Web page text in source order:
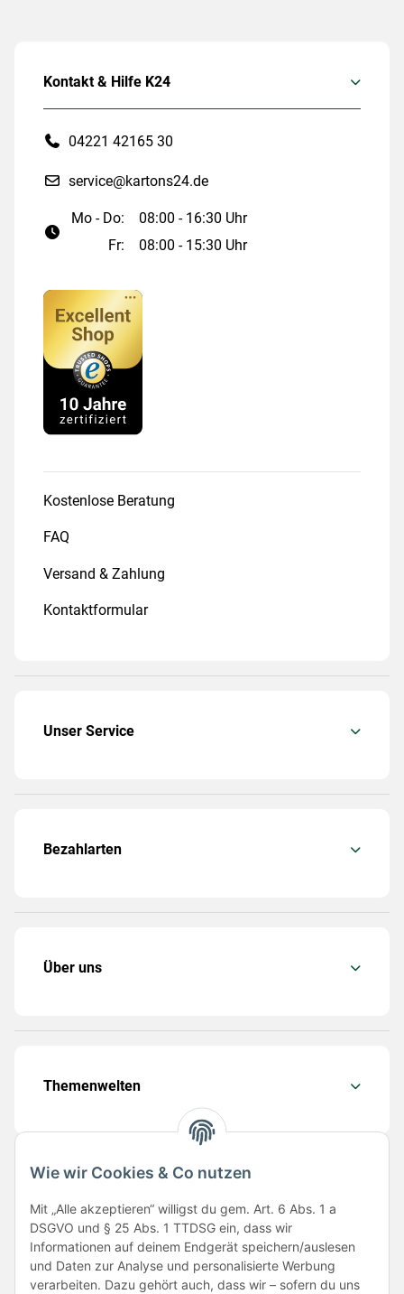
Wie wir Cookies & Co nutzen
Mit „Alle akzeptieren“ willigst du gem. Art. 6 Abs. 1 a
DSGVO und § 25 Abs. 1 TTDSG ein, dass wir
Informationen auf deinem Endgerät speichern/auslesen
und Daten zur Analyse und personalisierte Werbung
verarbeiten. Dazu gehört auch, dass wir – sofern du uns
Kontakt & Hilfe K24
04221 42165 30
service@kartons24.de
Mo - Do:
08:00 - 16:30 Uhr
Fr:
08:00 - 15:30 Uhr
Kostenlose Beratung
FAQ
Versand & Zahlung
Kontaktformular
Unser Service
Bezahlarten
Über uns
Themenwelten
Folge uns